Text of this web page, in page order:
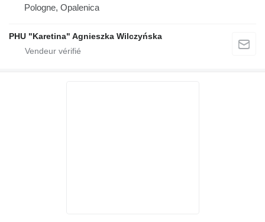
Pologne, Opalenica
PHU "Karetina" Agnieszka Wilczyńska